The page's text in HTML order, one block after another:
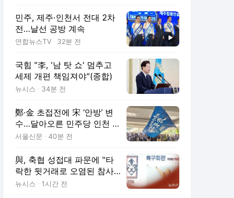
민주, 제주·인천서 전대 2차
전…날선 공방 계속
연합뉴스TV 32분 전
국힘 "李, '남 탓 쇼' 멈추고
세제 개편 책임져야"(종합)
뉴시스 34분 전
鄭·金 초접전에 宋 ‘안방’ 변
수…달아오른 민주당 인천 경
선
서울신문 40분 전
與, 축협 성접대 파문에 "타
락한 뒷거래로 오염된 참사…
국민에 사죄해야"
뉴시스 1시간 전